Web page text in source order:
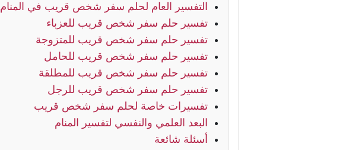
التفسير العام لحلم سفر شخص قريب في المنام
تفسير حلم سفر شخص قريب للعزباء
تفسير حلم سفر شخص قريب للمتزوجة
تفسير حلم سفر شخص قريب للحامل
تفسير حلم سفر شخص قريب للمطلقة
تفسير حلم سفر شخص قريب للرجل
تفسيرات خاصة لحلم سفر شخص قريب
البعد العلمي والنفسي لتفسير المنام
أسئلة شائعة